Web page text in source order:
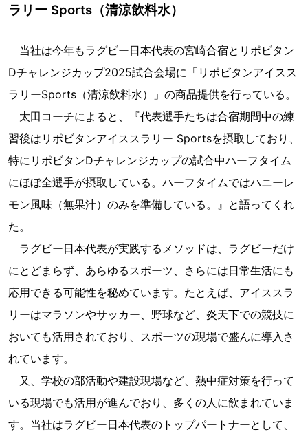
ラリー Sports（清涼飲料水）
当社は今年もラグビー日本代表の宮崎合宿とリポビタン
Dチャレンジカップ2025試合会場に「リポビタンアイスス
ラリーSports（清涼飲料水）」の商品提供を行っている。
太田コーチによると、『代表選手たちは合宿期間中の練
習後はリポビタンアイススラリー Sportsを摂取しており、
特にリポビタンDチャレンジカップの試合中ハーフタイム
にほぼ全選手が摂取している。ハーフタイムではハニーレ
モン風味（無果汁）のみを準備している。』と語ってくれ
た。
ラグビー日本代表が実践するメソッドは、ラグビーだけ
にとどまらず、あらゆるスポーツ、さらには日常生活にも
応用できる可能性を秘めています。たとえば、アイススラ
リーはマラソンやサッカー、野球など、炎天下での競技に
おいても活用されており、スポーツの現場で盛んに導入さ
れています。
又、学校の部活動や建設現場など、熱中症対策を行って
いる現場でも活用が進んでおり、多くの人に飲まれていま
す。当社はラグビー日本代表のトップパートナーとして、